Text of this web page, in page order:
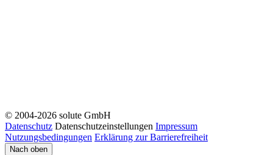
© 2004-2026 solute GmbH
Datenschutz Datenschutzeinstellungen Impressum
Nutzungsbedingungen Erklärung zur Barrierefreiheit
Nach oben